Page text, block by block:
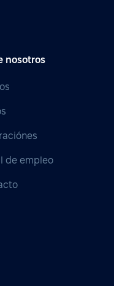
nosotros
de empleo